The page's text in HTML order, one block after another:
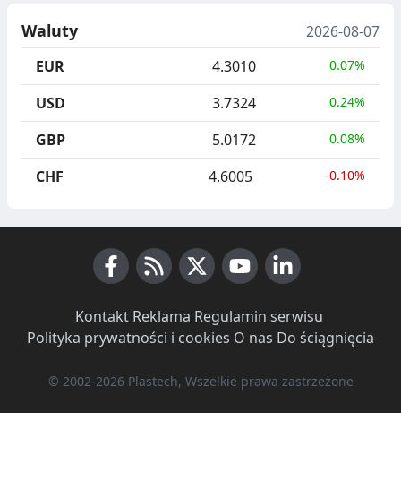
Waluty
2026-08-07
EUR
4.3010 0.07%
USD 3.7324 0.24%
GBP 5.0172 0.08%
CHF 4.6005 -0.10%
Kontakt· Reklama Regulamin serwisu
Polityka prywatności i cookies O nas Do ściągnięcia
© 2002-2026 Plastech, Wszelkie prawa zastrzeżone